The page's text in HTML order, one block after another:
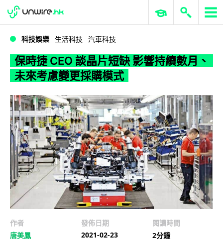
WWDC 2026 ERP 與商業 AI
科技娛樂 生活科技 汽車科技
保時捷 CEO 談晶片短缺 影響持續數月、
未來考慮變更採購模式
作者
唐美鳳
發佈日期
2021-02-23
閱讀時間
2分鐘